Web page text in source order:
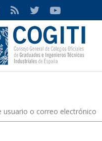
usuario o correo electrónico